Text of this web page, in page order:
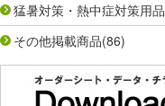
猛暑対策・熱中症対策用品
その他掲載商品(86)